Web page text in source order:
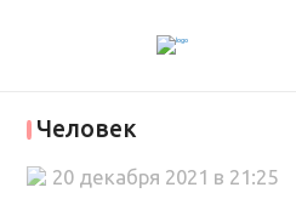
Человек
20 декабря 2021 в 21:25